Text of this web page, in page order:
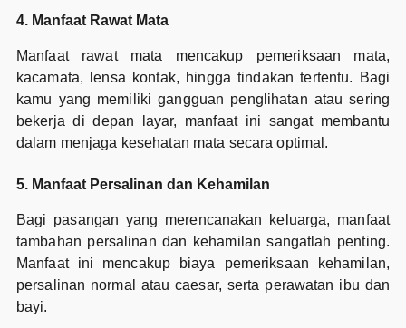
4. Manfaat Rawat Mata
Manfaat rawat mata mencakup pemeriksaan mata,
kacamata, lensa kontak, hingga tindakan tertentu. Bagi
kamu yang memiliki gangguan penglihatan atau sering
bekerja di depan layar, manfaat ini sangat membantu
dalam menjaga kesehatan mata secara optimal.
5. Manfaat Persalinan dan Kehamilan
Bagi pasangan yang merencanakan keluarga, manfaat
tambahan persalinan dan kehamilan sangatlah penting.
Manfaat ini mencakup biaya pemeriksaan kehamilan,
persalinan normal atau caesar, serta perawatan ibu dan
bayi.